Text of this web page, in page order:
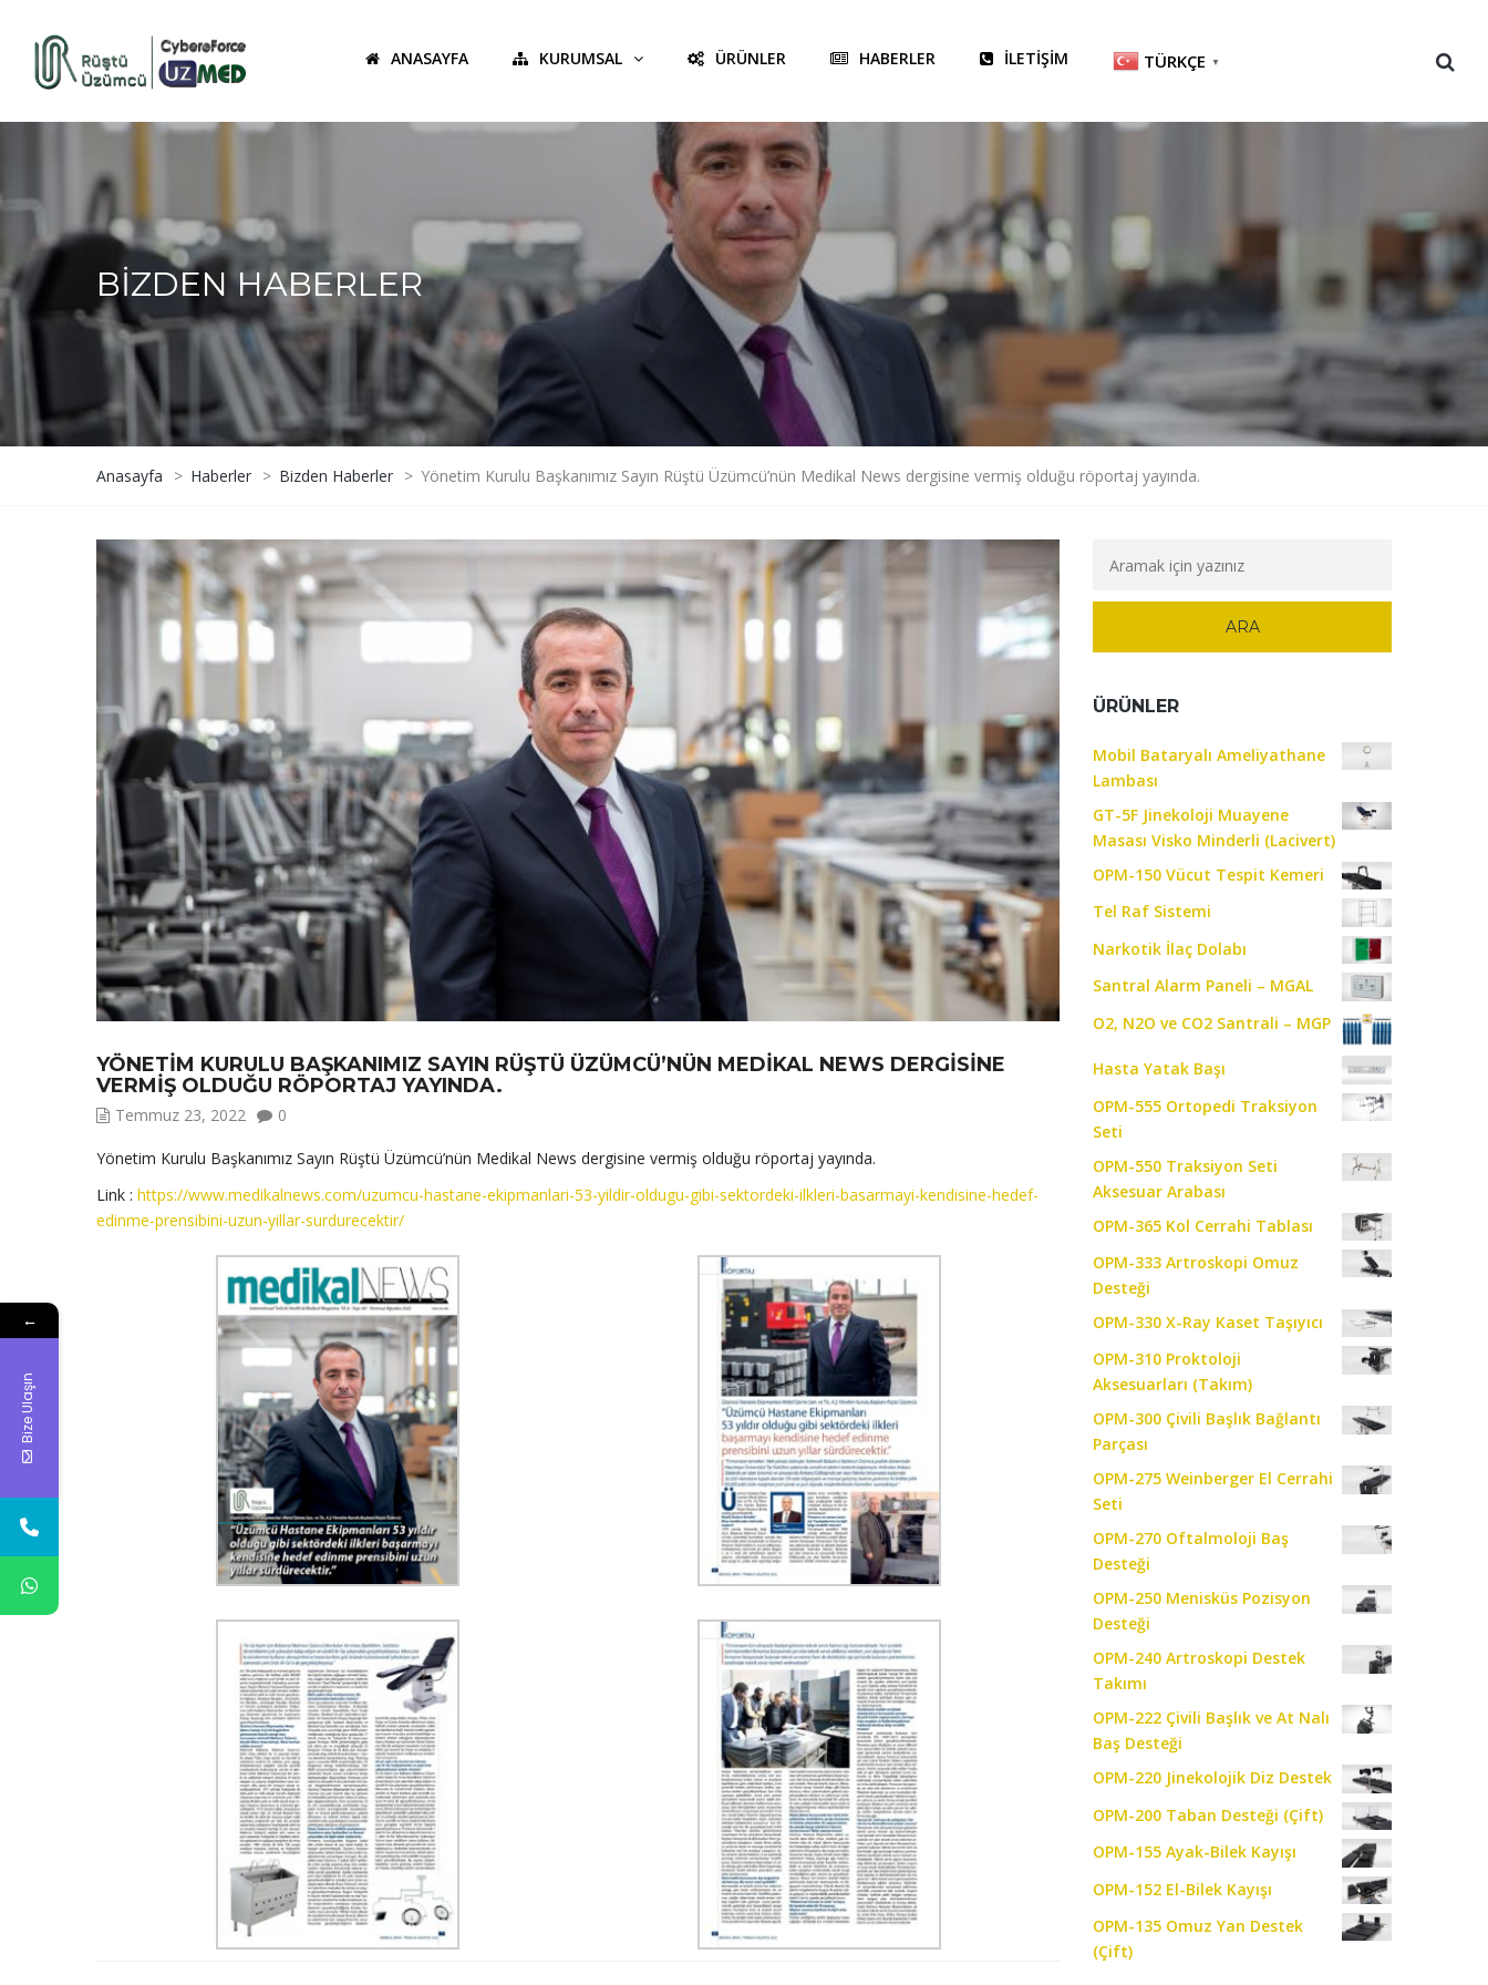
ANASAYFA KURUMSAL ÜRÜNLER HABERLER İLETİŞİM TÜRKÇE ▼
BIZDEN HABERLER
Anasayfa > Haberler > Bizden Haberler > Yönetim Kurulu Başkanımız Sayın Rüştü Üzümcü’nün Medikal News dergisine vermiş olduğu röportaj yayında.
YÖNETIM KURULU BAŞKANIMIZ SAYIN RÜŞTÜ ÜZÜMCÜ’NÜN MEDIKAL NEWS DERGISINE
VERMIŞ OLDUĞU RÖPORTAJ YAYINDA.
Temmuz 23, 2022 0
Yönetim Kurulu Başkanımız Sayın Rüştü Üzümcü’nün Medikal News dergisine vermiş olduğu röportaj yayında.
Link : https://www.medikalnews.com/uzumcu-hastane-ekipmanlari-53-yildir-oldugu-gibi-sektordeki-ilkleri-basarmayi-kendisine-hedef-
edinme-prensibini-uzun-yillar-surdurecektir/
ÜRÜNLER
Mobil Bataryalı Ameliyathane
Lambası
GT-5F Jinekoloji Muayene
Masası Visko Minderli (Lacivert)
OPM-150 Vücut Tespit Kemeri
Tel Raf Sistemi
Narkotik İlaç Dolabı
Santral Alarm Paneli – MGAL
O2, N2O ve CO2 Santrali – MGP
Hasta Yatak Başı
OPM-555 Ortopedi Traksiyon
Seti
OPM-550 Traksiyon Seti
Aksesuar Arabası
OPM-365 Kol Cerrahi Tablası
OPM-333 Artroskopi Omuz
Desteği
OPM-330 X-Ray Kaset Taşıyıcı
OPM-310 Proktoloji
Aksesuarları (Takım)
OPM-300 Çivili Başlık Bağlantı
Parçası
OPM-275 Weinberger El Cerrahi
Seti
OPM-270 Oftalmoloji Baş
Desteği
OPM-250 Menisküs Pozisyon
Desteği
OPM-240 Artroskopi Destek
Takımı
OPM-222 Çivili Başlık ve At Nalı
Baş Desteği
OPM-220 Jinekolojik Diz Destek
OPM-200 Taban Desteği (Çift)
OPM-155 Ayak-Bilek Kayışı
OPM-152 El-Bilek Kayışı
OPM-135 Omuz Yan Destek
(Çift)
←
Bize Ulaşın